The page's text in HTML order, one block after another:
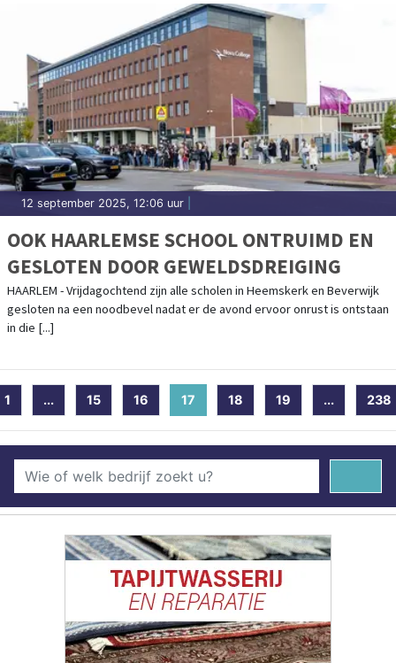
12 september 2025, 12:06 uur
OOK HAARLEMSE SCHOOL ONTRUIMD EN
GESLOTEN DOOR GEWELDSDREIGING
HAARLEM - Vrijdagochtend zijn alle scholen in Heemskerk en Beverwijk
gesloten na een noodbevel nadat er de avond ervoor onrust is ontstaan
in die [...]
1 ... 15 16 17 (current)
18 19 ... 238